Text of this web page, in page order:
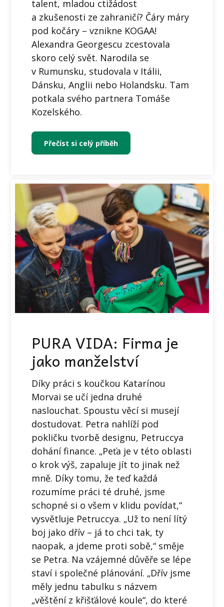
talent, mladou ctižádost
a zkušenosti ze zahraničí? Čáry máry
pod kočáry – vznikne KOGAA!
Alexandra Georgescu zcestovala
skoro celý svět. Narodila se
v Rumunsku, studovala v Itálii,
Dánsku, Anglii nebo Holandsku. Tam
potkala svého partnera Tomáše
Kozelského.
Přečíst si celý příběh
PURA VIDA: Firma je
jako manželství
Díky práci s koučkou Katarínou
Morvai se učí jedna druhé
naslouchat. Spoustu věcí si musejí
dostudovat. Petra nahlíží pod
pokličku tvorbě designu, Petruccya
dohání finance. „Peťa je v této oblasti
o krok výš, zapaluje jít to jinak než
mně. Díky tomu, že teď každá
rozumíme práci té druhé, jsme
schopné si o všem v klidu povídat,“
vysvětluje Petruccya. „Už to není lítý
boj jako dřív – já to chci tak, ty
naopak, a jdeme proti sobě,“ směje
se Petra. Na vzájemné důvěře se lépe
staví i společné plánování. „Dřív jsme
měly jednu tabulku s názvem
„věštění z křišťálové koule“, do které